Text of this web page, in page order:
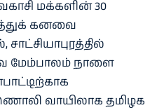
மக்களின் 30
கனவை
மேம்பாலம் நாளை
வாயிலாக தமிழக